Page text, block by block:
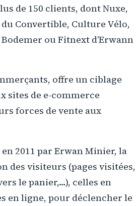
de 150 clients, dont Nuxe,
du Convertible, Culture Vélo,
ou Fitnext d’Erwann
offre un ciblage
de e-commerce
forces de vente aux
2011 par Erwan Minier, la
des visiteurs (pages visitées,
le panier,…), celles en
en ligne, pour déclencher le